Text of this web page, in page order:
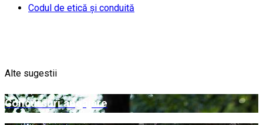
Codul de etică și conduită
Alte sugestii
Concursuri angajare